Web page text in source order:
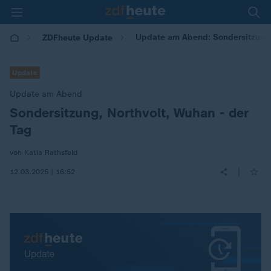
ZDFheute Update Update am Abend:
Update
Update am Abend
:
Sondersitzung, Northvolt, Wuhan - der
Tag
von Katia Rathsfeld
12.03.2025 | 16:52